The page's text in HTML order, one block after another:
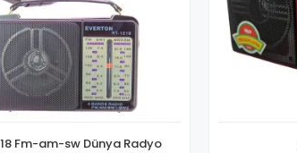
Fm-am-sw Dünya Radyo